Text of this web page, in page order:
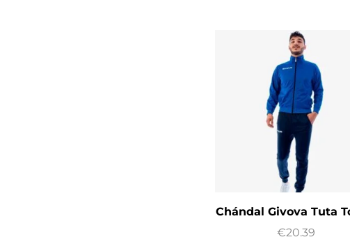
Chándal Givova Tuta
€20.39